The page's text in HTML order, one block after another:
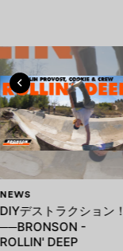
NEWS
DIYデストラクション！
──BRONSON -
ROLLIN' DEEP